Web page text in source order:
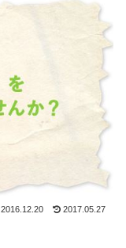
2016.12.20 2017.05.27